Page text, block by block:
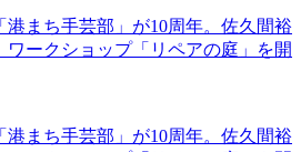
まち手芸部」が10周年。佐久間裕
ワークショップ「リペアの庭」を開
まち手芸部」が10周年。佐久間裕